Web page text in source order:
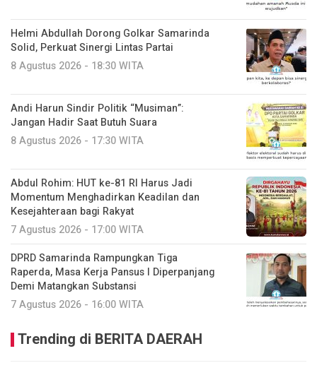
Helmi Abdullah Dorong Golkar Samarinda
Solid, Perkuat Sinergi Lintas Partai
8 Agustus 2026 - 18:30 WITA
Andi Harun Sindir Politik “Musiman”:
Jangan Hadir Saat Butuh Suara
8 Agustus 2026 - 17:30 WITA
Abdul Rohim: HUT ke-81 RI Harus Jadi
Momentum Menghadirkan Keadilan dan
Kesejahteraan bagi Rakyat
7 Agustus 2026 - 17:00 WITA
DPRD Samarinda Rampungkan Tiga
Raperda, Masa Kerja Pansus I Diperpanjang
Demi Matangkan Substansi
7 Agustus 2026 - 16:00 WITA
Trending di BERITA DAERAH